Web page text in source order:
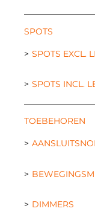
SPOTS
SPOTS EXCL.
SPOTS INCL.
TOEBEHOREN
DIMMERS